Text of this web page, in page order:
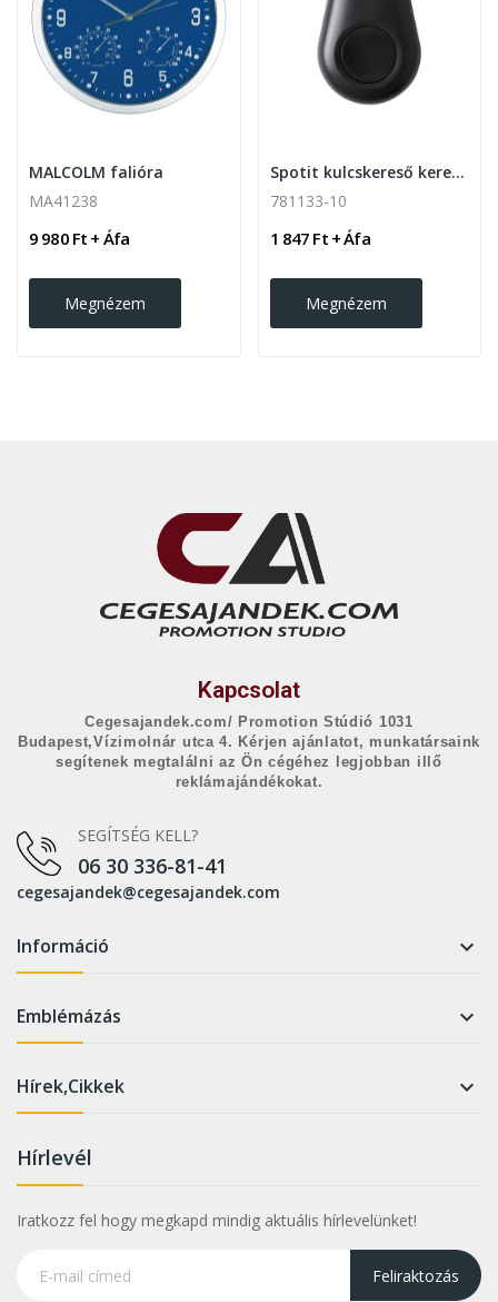
MALCOLM falióra
MA41238
9 980 Ft + Áfa
Megnézem
Spotit kulcskereső kereső , fekete
781133-10
1 847 Ft + Áfa
Megnézem
Kapcsolat
Cegesajandek.com/ Promotion Stúdió 1031
Budapest,Vízimolnár utca 4. Kérjen ajánlatot, munkatársaink
segítenek megtalálni az Ön cégéhez legjobban illő
reklámajándékokat.
SEGÍTSÉG KELL?
06 30 336-81-41
cegesajandek@cegesajandek.com
Információ 
Emblémázás 
Hírek,Cikkek 
Hírlevél
Iratkozz fel hogy megkapd mindig aktuális hírlevelünket!
Feliraktozás